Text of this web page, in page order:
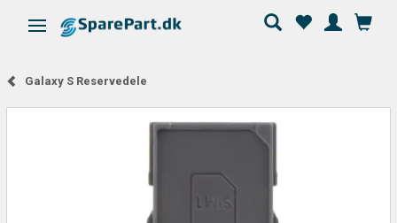
Skifte navigation
Galaxy S Reservedele